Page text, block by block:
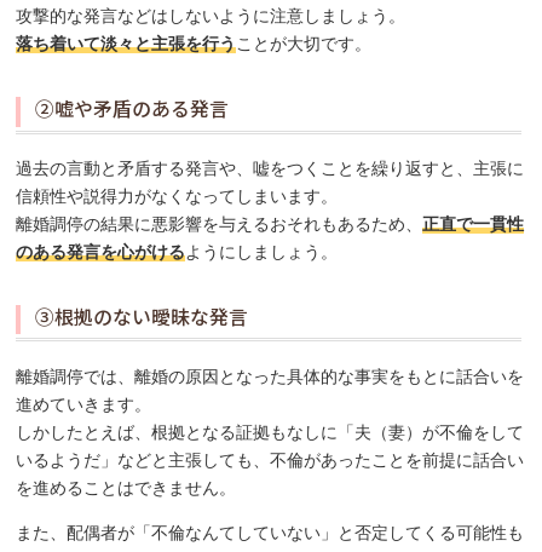
攻撃的な発言などはしないように注意しましょう。
落ち着いて淡々と主張を行うことが大切です。
②嘘や矛盾のある発言
過去の言動と矛盾する発言や、嘘をつくことを繰り返すと、主張に
信頼性や説得力がなくなってしまいます。
離婚調停の結果に悪影響を与えるおそれもあるため、正直で一貫性
のある発言を心がけるようにしましょう。
③根拠のない曖昧な発言
離婚調停では、離婚の原因となった具体的な事実をもとに話合いを
進めていきます。
しかしたとえば、根拠となる証拠もなしに「夫（妻）が不倫をして
いるようだ」などと主張しても、不倫があったことを前提に話合い
を進めることはできません。
また、配偶者が「不倫なんてしていない」と否定してくる可能性も